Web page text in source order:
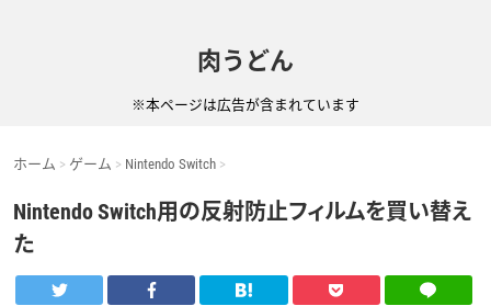
肉うどん
※本ページは広告が含まれています
ホーム ゲーム Nintendo Switch
Nintendo Switch用の反射防止フィルムを買い替え
た